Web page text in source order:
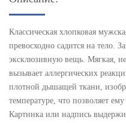
Классическая хлопковая
превосходно садится на тело.
эксклюзивную вещь. Мягкая,
вызывает аллергических
плотной дышащей ткани,
температуре, что позволяет
Картинка или надпись